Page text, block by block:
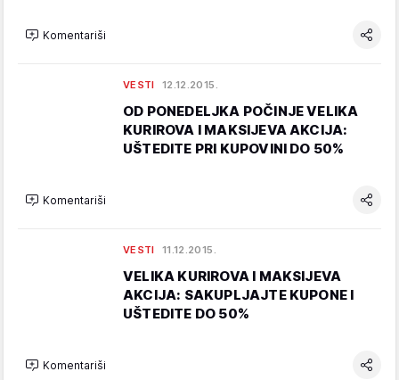
Komentariši
VESTI 12.12.2015.
OD PONEDELJKA POČINJE VELIKA
KURIROVA I MAKSIJEVA AKCIJA:
UŠTEDITE PRI KUPOVINI DO 50%
Komentariši
VESTI 11.12.2015.
VELIKA KURIROVA I MAKSIJEVA
AKCIJA: SAKUPLJAJTE KUPONE I
UŠTEDITE DO 50%
Komentariši